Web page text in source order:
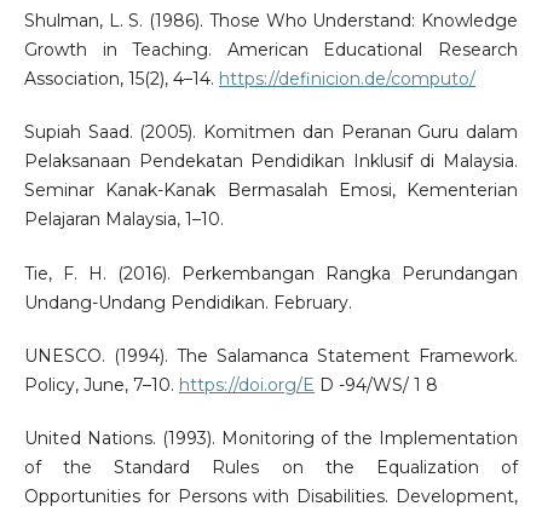
Shulman, L. S. (1986). Those Who Understand: Knowledge
Growth in Teaching. American Educational Research
Association, 15(2), 4–14. https://definicion.de/computo/
Supiah Saad. (2005). Komitmen dan Peranan Guru dalam
Pelaksanaan Pendekatan Pendidikan Inklusif di Malaysia.
Seminar Kanak-Kanak Bermasalah Emosi, Kementerian
Pelajaran Malaysia, 1–10.
Tie, F. H. (2016). Perkembangan Rangka Perundangan
Undang-Undang Pendidikan. February.
UNESCO. (1994). The Salamanca Statement Framework.
Policy, June, 7–10. https://doi.org/E D -94/WS/ 1 8
United Nations. (1993). Monitoring of the Implementation
of the Standard Rules on the Equalization of
Opportunities for Persons with Disabilities. Development,